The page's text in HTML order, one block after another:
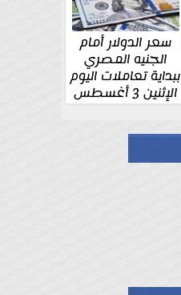
سعر الدولار أمام
الجنيه المصري
ببداية تعاملات اليوم
الإثنين 3 أغسطس